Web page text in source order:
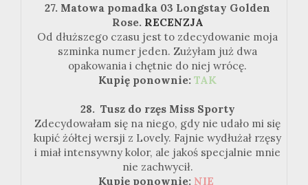
27. Matowa pomadka 03 Longstay Golden
Rose. RECENZJA
Od dłuższego czasu jest to zdecydowanie moja
szminka numer jeden. Zużyłam już dwa
opakowania i chętnie do niej wrócę.
Kupię ponownie: TAK
28. Tusz do rzęs Miss Sporty
Zdecydowałam się na niego, gdy nie udało mi się
kupić żółtej wersji z Lovely. Fajnie wydłużał rzęsy
i miał intensywny kolor, ale jakoś specjalnie mnie
nie zachwycił.
Kupię ponownie: NIE